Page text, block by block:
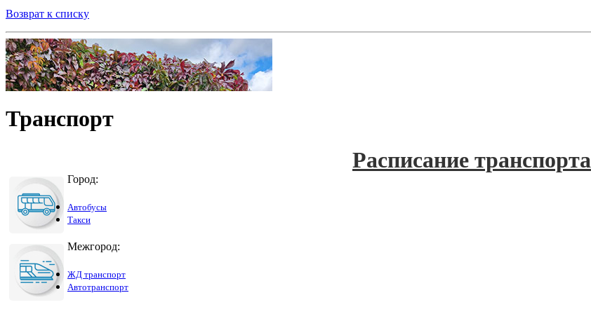
Возврат к списку
Транспорт
Расписание транспорта
Город:
Автобусы
Такси
Межгород:
ЖД транспорт
Автотранспорт